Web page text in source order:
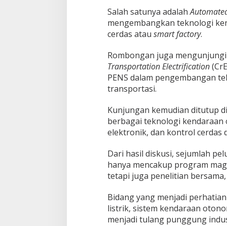
e
p
M
u
l
a
i
a
j
k
i
Salah satunya adalah
mengembangkan teknologi
cerdas atau smart factory.
Rombongan juga mengunjungi
Transportation Electrification
PENS dalam pengembangan
transportasi.
Kunjungan kemudian ditutup
berbagai teknologi kendaraan
elektronik, dan kontrol cerdas
Dari hasil diskusi, sejumlah
hanya mencakup program
tetapi juga penelitian
Bidang yang menjadi
listrik, sistem kendaraan
menjadi tulang punggung